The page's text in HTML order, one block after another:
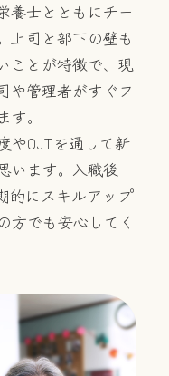
養士とともにチー
上司と部下の壁も
ことが特徴で、現
や管理者がすぐフ
。
やOJTを通して新
います。入職後
的にスキルアップ
方でも安心してく